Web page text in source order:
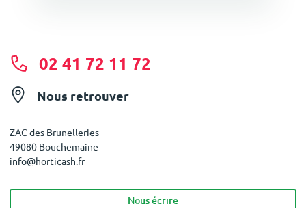
02 41 72 11 72
Nous retrouver
ZAC des Brunelleries
49080 Bouchemaine
info@horticash.fr
Nous écrire